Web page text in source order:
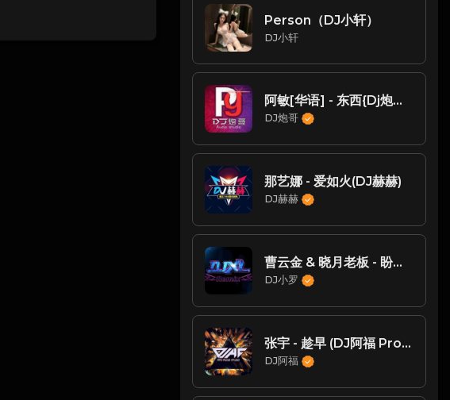
Person（DJ小轩）
DJ小轩
阿敏[华语] - 东西{Dj炮哥 Studio Remix}
DJ炮哥
那艺娜 - 爱如火(DJ赫赫)
DJ赫赫
曹云金 & 晓月老板 - 盼情郎(Dj罗马 ProgHouse Rmx 2024)
DJ小罗
张宇 - 趁早 (DJ阿福 ProgHouse Rmx 2023)
DJ阿福